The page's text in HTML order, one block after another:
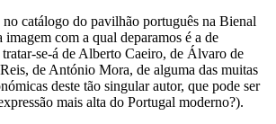
catálogo do pavilhão português na Bienal
imagem com a qual deparamos é a de
tratar-se-á de Alberto Caeiro, de Álvaro de
de António Mora, de alguma das muitas
deste tão singular autor, que pode ser
mais alta do Portugal moderno?).